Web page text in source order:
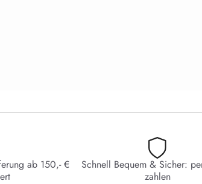
ab 150,- €
Schnell Bequem & Sicher:
zahlen